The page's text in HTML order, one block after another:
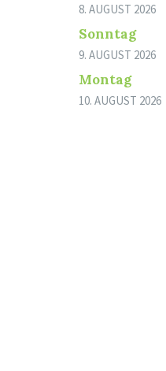
8. AUGUST 2026
Sonntag
9. AUGUST 2026
Montag
10. AUGUST 2026